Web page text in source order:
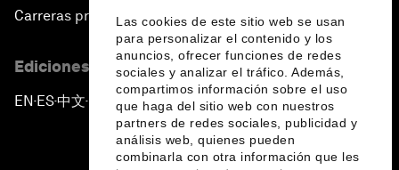
Las cookies de este sitio web se usan
para personalizar el contenido y los
anuncios, ofrecer funciones de redes
sociales y analizar el tráfico. Además,
compartimos información sobre el uso
que haga del sitio web con nuestros
partners de redes sociales, publicidad y
análisis web, quienes pueden
combinarla con otra información que les
Carreras profesionales
Ediciones en otros idiomas
EN ▪ES▪中文▪ 日本語